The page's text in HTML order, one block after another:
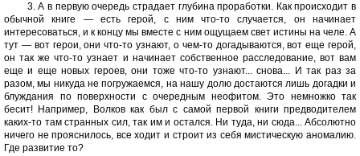
3. А в первую очередь страдает глубина проработки. Как происходит в
обычной книге — есть герой, с ним что-то случается, он начинает
интересоваться, и к концу мы вместе с ним ощущаем свет истины на челе. А
тут — вот герои, они что-то узнают, о чем-то догадываются, вот еще герой,
он так же что-то узнает и начинает собственное расследование, вот вам
еще и еще новых героев, они тоже что-то узнают... снова... И так раз за
разом, мы никуда не погружаемся, на нашу долю достаются лишь догадки и
блуждания по поверхности с очередным неофитом. Это немножко так
бесит! Например, Волков как был с самой первой книги предводителем
каких-то там странных сил, так им и остался. Ни туда, ни сюда... Абсолютно
ничего не прояснилось, все ходит и строит из себя мистическую аномалию.
Где развитие то?